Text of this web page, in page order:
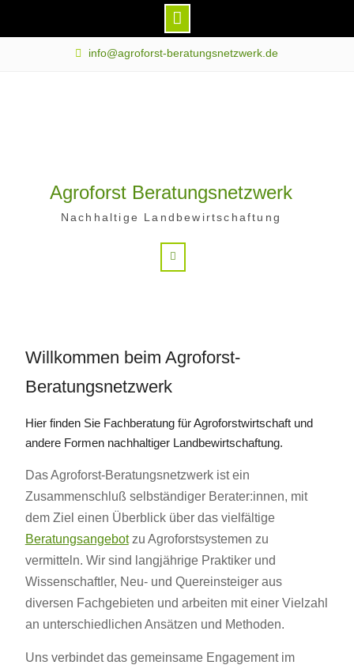
info@agroforst-beratungsnetzwerk.de
Agroforst Beratungsnetzwerk
Nachhaltige Landbewirtschaftung
Search
Willkommen beim Agroforst-
Beratungsnetzwerk
Hier finden Sie Fachberatung für Agroforstwirtschaft und
andere Formen nachhaltiger Landbewirtschaftung.
Das Agroforst-Beratungsnetzwerk ist ein
Zusammenschluß selbständiger Berater:innen, mit
dem Ziel einen Überblick über das vielfältige
Beratungsangebotzu Agroforstsystemen zu
vermitteln. Wir sind langjährige Praktiker und
Wissenschaftler, Neu- und Quereinsteiger aus
diversen Fachgebieten und arbeiten mit einer Vielzahl
an unterschiedlichen Ansätzen und Methoden.
Uns verbindet das gemeinsame Engagement im